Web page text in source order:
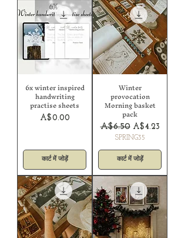
6x winter inspired
handwriting
practise sheets
मूल्य
A$0.00
कार्ट में जोड़ें
Winter
provocation
Morning basket
pack
नियमित मूल्य
A$6.50 बिक्री मूल्य
A$4.23
SPRING35
कार्ट में जोड़ें